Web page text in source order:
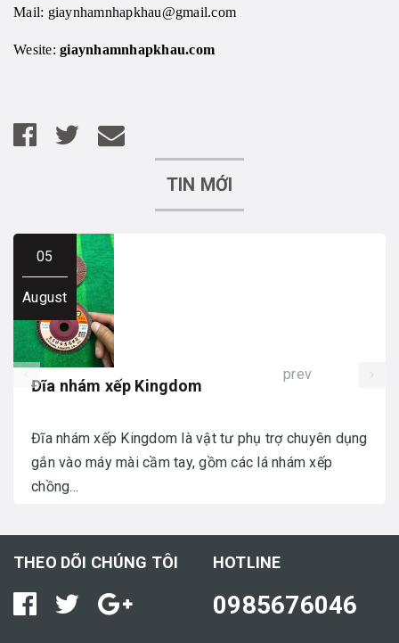
Mail: giaynhamnhapkhau@gmail.com
Wesite: giaynhamnhapkhau.com
TIN MỚI
05
August
Đĩa nhám xếp Kingdom
Đĩa nhám xếp Kingdom là vật tư phụ trợ chuyên dụng
gắn vào máy mài cầm tay, gồm các lá nhám xếp
chồng...
prev
THEO DÕI CHÚNG TÔI HOTLINE
0985676046